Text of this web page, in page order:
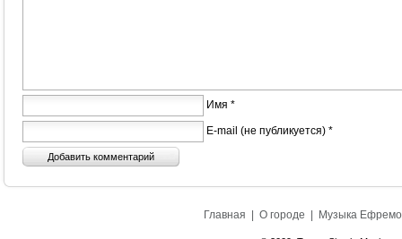
Имя *
E-mail (не публикуется) *
Главная О городе Музыка